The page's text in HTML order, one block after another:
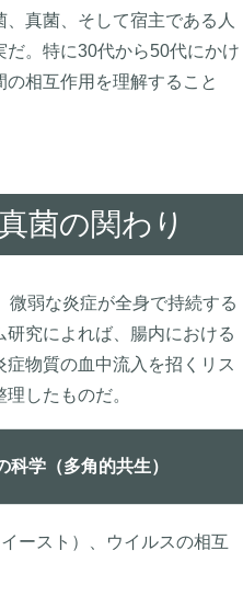
真菌、そして宿主である人
。特に30代から50代にかけ
相互作用を理解すること
菌の関わり
弱な炎症が全身で持続する
研究によれば、腸内における
物質の血中流入を招くリス
したものだ。
科学（多角的共生）
ースト）、ウイルスの相互